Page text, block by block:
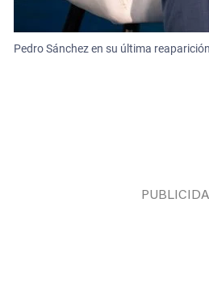
Pedro Sánchez en su última